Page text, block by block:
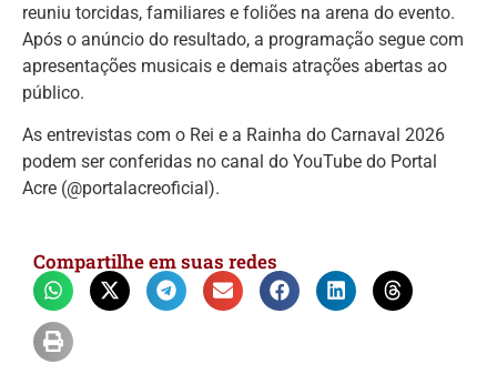
reuniu torcidas, familiares e foliões na arena do evento.
Após o anúncio do resultado, a programação segue com
apresentações musicais e demais atrações abertas ao
público.
As entrevistas com o Rei e a Rainha do Carnaval 2026
podem ser conferidas no canal do YouTube do Portal
Acre (@portalacreoficial).
Compartilhe em suas redes